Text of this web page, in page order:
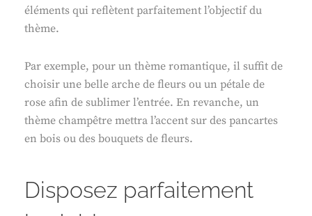
éléments qui reflètent parfaitement l’objectif du
thème.
Par exemple, pour un thème romantique, il suffit de
choisir une belle arche de fleurs ou un pétale de
rose afin de sublimer l’entrée. En revanche, un
thème champêtre mettra l’accent sur des pancartes
en bois ou des bouquets de fleurs.
Disposez parfaitement